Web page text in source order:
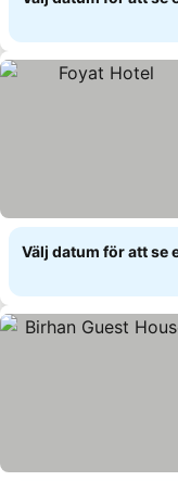
Välj datum för att se